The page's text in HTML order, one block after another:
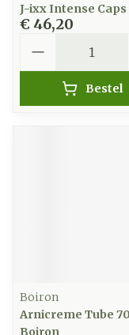
J-ixx Intense Caps
€ 46,20
Bestel
Boiron
Arnicreme Tube
Boiron